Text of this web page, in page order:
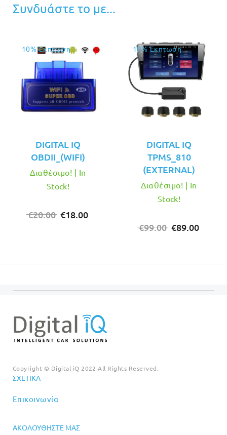
Συνδυάστε το με...
10% Έκπτωση
DIGITAL IQ
OBDII_(WIFI)
€20.00 Original
€18.00
Διαθέσιμο! | In
Stock!
10% Έκπτωση
DIGITAL IQ
TPMS_810
(EXTERNAL)
€99.00 Original
€89.00
Διαθέσιμο! | In
Stock!
Copyright © Digital iQ 2022 All Rights Reserved.
ΣΧΕΤΙΚΆ
Επικοινωνία
ΑΚΟΛΟΥΘΉΣΤΕ ΜΑΣ